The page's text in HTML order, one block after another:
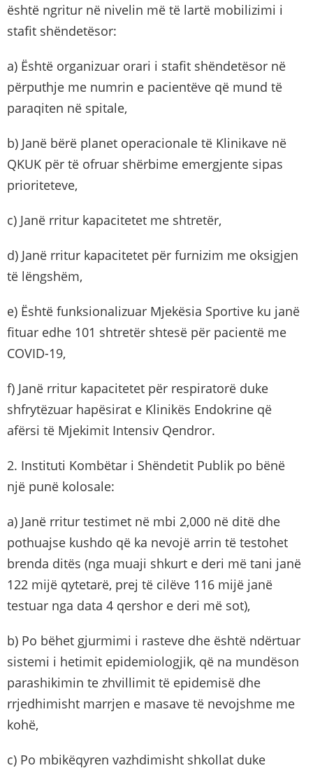
është ngritur në nivelin më të lartë mobilizimi i
stafit shëndetësor:
a) Është organizuar orari i stafit shëndetësor në
përputhje me numrin e pacientëve që mund të
paraqiten në spitale,
b) Janë bërë planet operacionale të Klinikave në
QKUK për të ofruar shërbime emergjente sipas
prioriteteve,
c) Janë rritur kapacitetet me shtretër,
d) Janë rritur kapacitetet për furnizim me oksigjen
të lëngshëm,
e) Është funksionalizuar Mjekësia Sportive ku janë
fituar edhe 101 shtretër shtesë për pacientë me
COVID-19,
f) Janë rritur kapacitetet për respiratorë duke
shfrytëzuar hapësirat e Klinikës Endokrine që
afërsi të Mjekimit Intensiv Qendror.
2. Instituti Kombëtar i Shëndetit Publik po bënë
një punë kolosale:
a) Janë rritur testimet në mbi 2,000 në ditë dhe
pothuajse kushdo që ka nevojë arrin të testohet
brenda ditës (nga muaji shkurt e deri më tani janë
122 mijë qytetarë, prej të cilëve 116 mijë janë
testuar nga data 4 qershor e deri më sot),
b) Po bëhet gjurmimi i rasteve dhe është ndërtuar
sistemi i hetimit epidemiologjik, që na mundëson
parashikimin te zhvillimit të epidemisë dhe
rrjedhimisht marrjen e masave të nevojshme me
kohë,
c) Po mbikëqyren vazhdimisht shkollat duke